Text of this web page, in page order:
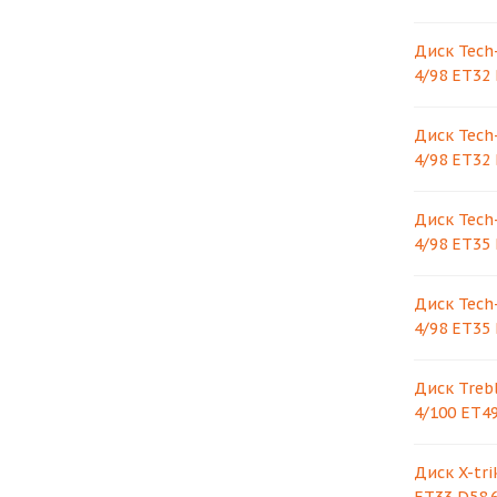
Диск
4/98 ET32
Диск
4/98 ET32
Диск
4/98 ET35
Диск
4/98 ET35
Диск
4/100
Диск X-